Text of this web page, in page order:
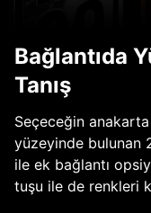
Bağlantıda
Tanış
Seçeceğin
yüzeyinde bulunan
ile ek bağlantı
tuşu ile de renkleri